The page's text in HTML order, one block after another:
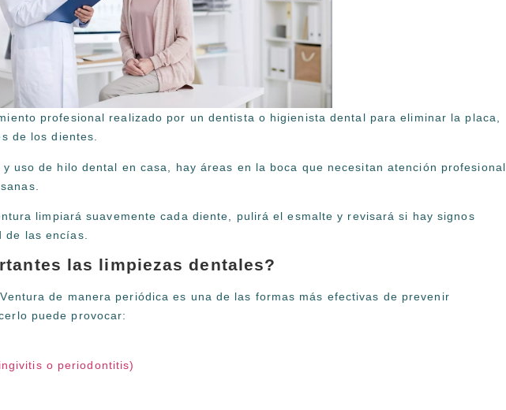
profesional realizado por un dentista o higienista dental para eliminar la placa,
de los dientes.
uso de hilo dental en casa, hay áreas en la boca que necesitan atención profesional
limpiará suavemente cada diente, pulirá el esmalte y revisará si hay signos
de las encías.
las limpiezas dentales?
de manera periódica es una de las formas más efectivas de prevenir
puede provocar:
o periodontitis)